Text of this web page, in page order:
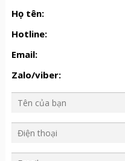
Họ tên:
Hotline:
Email:
Zalo/viber: